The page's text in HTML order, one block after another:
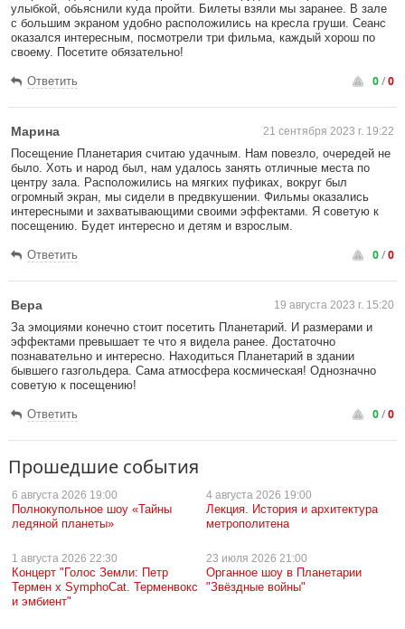
улыбкой, обьяснили куда пройти. Билеты взяли мы заранее. В зале
с большим экраном удобно расположились на кресла груши. Сеанс
оказался интересным, посмотрели три фильма, каждый хорош по
своему. Посетите обязательно!
Ответить 0/0
Марина 21 сентября 2023 г. 19:22
Посещение Планетария считаю удачным. Нам повезло, очередей не
было. Хоть и народ был, нам удалось занять отличные места по
центру зала. Расположились на мягких пуфиках, вокруг был
огромный экран, мы сидели в предвкушении. Фильмы оказались
интересными и захватывающими своими эффектами. Я советую к
посещению. Будет интересно и детям и взрослым.
Ответить 0/0
Вера 19 августа 2023 г. 15:20
За эмоциями конечно стоит посетить Планетарий. И размерами и
эффектами превышает те что я видела ранее. Достаточно
познавательно и интересно. Находиться Планетарий в здании
бывшего газгольдера. Сама атмосфера космическая! Однозначно
советую к посещению!
Ответить 0/0
Прошедшие события
6 августа 2026 19:00
Полнокупольное шоу «Тайны
ледяной планеты»
4 августа 2026 19:00
Лекция. История и архитектура
метрополитена
1 августа 2026 22:30
Концерт "Голос Земли: Петр
Термен х SymphoCat. Терменвокс
и эмбиент"
23 июля 2026 21:00
Органное шоу в Планетарии
"Звёздные войны"